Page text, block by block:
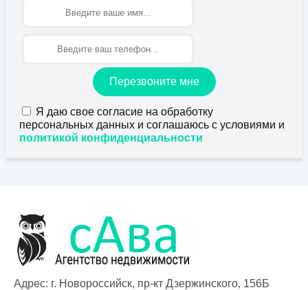
Перезвоните мне
Я даю свое согласие на обработку
персональных данных и соглашаюсь с условиями и
политикой конфиденциальности
Адрес: г. Новороссийск, пр-кт Дзержинского, 156Б